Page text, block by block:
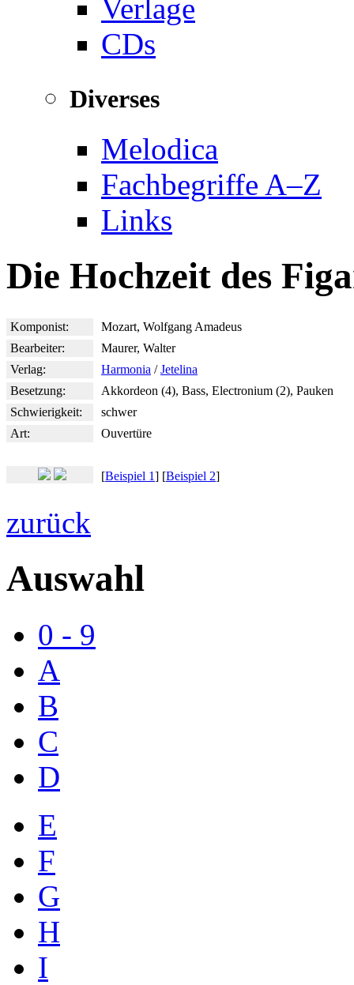
Verlage
CDs
Diverses
Melodica
Fachbegriffe A–Z
Links
Die Hochzeit des
Komponist:
Mozart, Wolfgang Amadeus
Bearbeiter:
Maurer, Walter
Verlag:
Harmonia /Jetelina
Besetzung:
Akkordeon (4), Bass, Electronium (2), Pauken
Schwierigkeit:
schwer
Art:
Ouvertüre
[Beispiel 1] [Beispiel 2]
zurück
Auswahl
0 - 9
A
B
C
D
E
F
G
H
I